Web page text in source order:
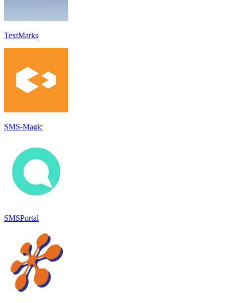
TextMarks
SMS-Magic
SMSPortal